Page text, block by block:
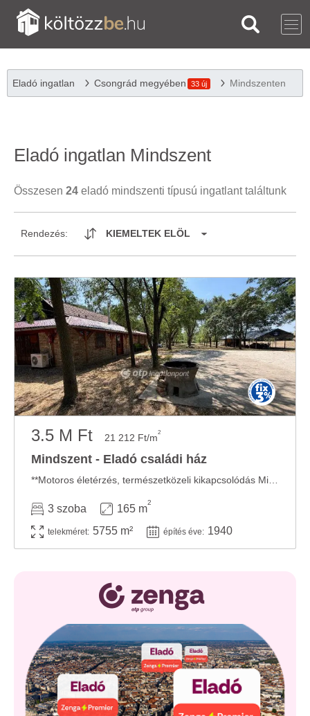
Eladó ingatlan Csongrád megyében 33 új Mindszenten
Eladó ingatlan Mindszent
Összesen 24 eladó mindszenti típusú ingatlant találtunk
Rendezés: KIEMELTEK ELÖL
3.5 M Ft 21 212 Ft/m2
Mindszent - Eladó családi ház
3 szoba 165 m
2
telekméret: 5755 m² építés éve: 1940